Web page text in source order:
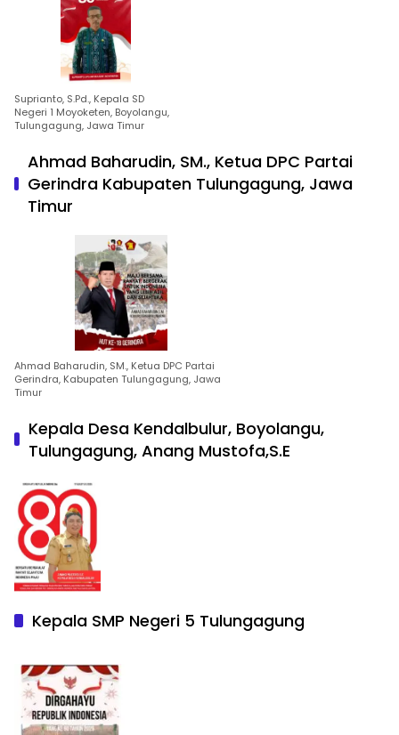
Suprianto, S.Pd., Kepala SD
Negeri 1 Moyoketen, Boyolangu,
Tulungagung, Jawa Timur
Ahmad Baharudin, SM., Ketua DPC Partai
Gerindra Kabupaten Tulungagung, Jawa
Timur
Ahmad Baharudin, SM., Ketua DPC Partai
Gerindra, Kabupaten Tulungagung, Jawa
Timur
Kepala Desa Kendalbulur, Boyolangu,
Tulungagung, Anang Mustofa,S.E
Kepala SMP Negeri 5 Tulungagung